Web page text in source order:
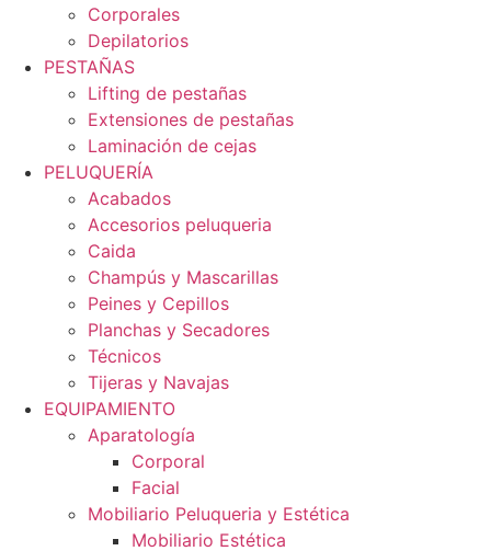
Corporales
Depilatorios
PESTAÑAS
Lifting de pestañas
Extensiones de pestañas
Laminación de cejas
PELUQUERÍA
Acabados
Accesorios peluqueria
Caida
Champús y Mascarillas
Peines y Cepillos
Planchas y Secadores
Técnicos
Tijeras y Navajas
EQUIPAMIENTO
Aparatología
Corporal
Facial
Mobiliario Peluqueria y Estética
Mobiliario Estética